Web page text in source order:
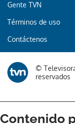
Gente TVN
Términos de uso
Contáctenos
©
reservados